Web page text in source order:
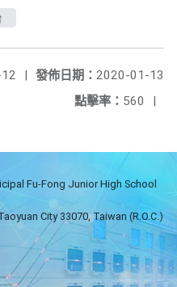
發佈日期： 2020-01-13
|
點擊率： 560 |
Fu-Fong Junior High School
City 33070, Taiwan (R.O.C.)